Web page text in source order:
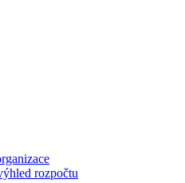
rozpočtu